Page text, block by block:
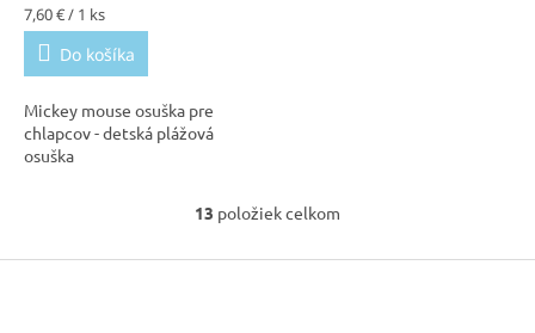
Jednotková
cena:
7,60 € / 1 ks
Do košíka
Mickey mouse osuška pre
chlapcov - detská plážová
osuška
O
l
13 položiek celkom
Z